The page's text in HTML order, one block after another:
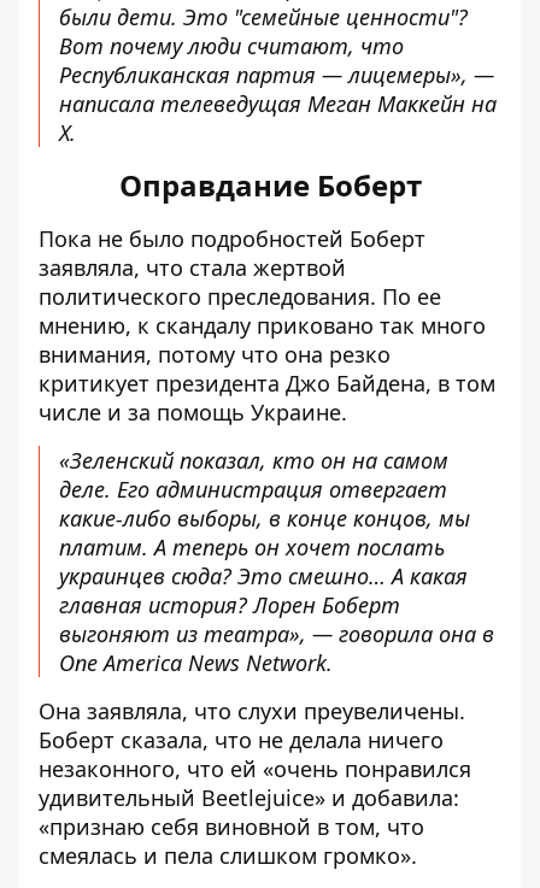
были дети. Это "семейные ценности"?
Вот почему люди считают, что
Республиканская партия — лицемеры», —
написала телеведущая Меган Маккейн на
X.
Оправдание Боберт
Пока не было подробностей Боберт
заявляла, что стала жертвой
политического преследования. По ее
мнению, к скандалу приковано так много
внимания, потому что она резко
критикует президента Джо Байдена, в том
числе и за помощь Украине.
«Зеленский показал, кто он на самом
деле. Его администрация отвергает
какие-либо выборы, в конце концов, мы
платим. А теперь он хочет послать
украинцев сюда? Это смешно… А какая
главная история? Лорен Боберт
выгоняют из театра», — говорила она в
One America News Network.
Она заявляла, что слухи преувеличены.
Боберт сказала, что не делала ничего
незаконного, что ей «очень понравился
удивительный Beetlejuice» и добавила:
«признаю себя виновной в том, что
смеялась и пела слишком громко».